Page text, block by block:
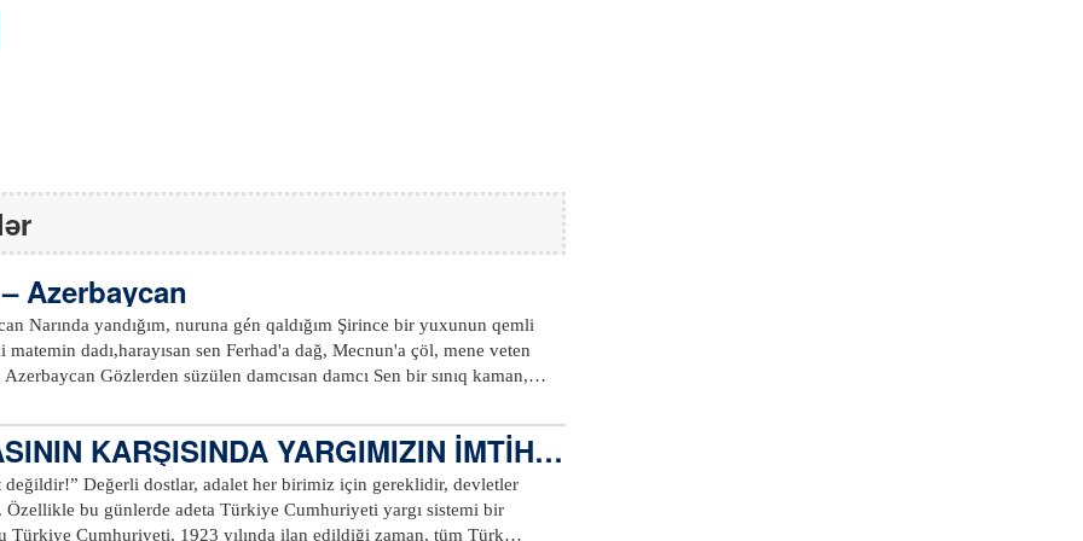
Azerbaycan
qemli
de bir hikâyesi vardır. Asırlardır işgaller görmüş, katliamlar yaşamış,
Azerbaycan'dan uzakta, Anadolu'nun ücra bir köşesinde, garip bir
sevdalısı olarak, "maşukuna uzaktan bakakalmış bir aşık", duygusu ile
KARŞISINDA YARGIMIZIN İMTİHA
değildir!” Değerli dostlar, adalet her birimiz için gereklidir, devletler
Özellikle bu günlerde adeta Türkiye Cumhuriyeti yargı sistemi bir
Türkiye Cumhuriyeti, 1923 yılında ilan edildiği zaman, tüm Türk